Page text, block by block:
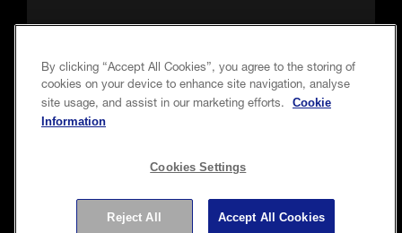
Copyright © 2026 Seiko Epson Corporation. Alle Rechte
By clicking “Accept All Cookies”, you agree to the storing of
cookies on your device to enhance site navigation, analyse
site usage, and assist in our marketing efforts.
Cookie
Information
Cookies Settings
Reject All Accept All Cookies